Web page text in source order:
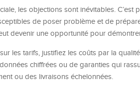
les objections sont inévitables.
de poser problème et de
devenir une opportunité pour
les tarifs, justifiez les coûts par la
chiffrées ou de garanties qui
ou des livraisons échelonnées.